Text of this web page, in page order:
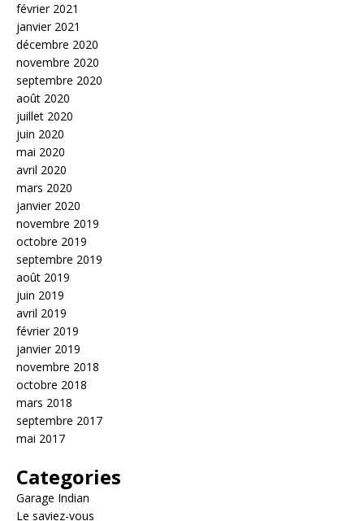
février 2021
janvier 2021
décembre 2020
novembre 2020
septembre 2020
août 2020
juillet 2020
juin 2020
mai 2020
avril 2020
mars 2020
janvier 2020
novembre 2019
octobre 2019
septembre 2019
août 2019
juin 2019
avril 2019
février 2019
janvier 2019
novembre 2018
octobre 2018
mars 2018
septembre 2017
mai 2017
Categories
Garage Indian
Le saviez-vous